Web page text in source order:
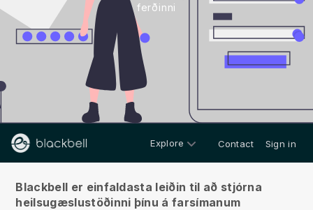
ferðinni
Explore Contact Sign in
Blackbell er einfaldasta leiðin til að stjórna
heilsugæslustöðinni þínu á farsímanum